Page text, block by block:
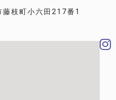
枝町小六田217番1